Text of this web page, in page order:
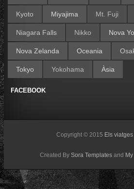
Kyoto Miyajima Mt. Fuji
Niagara Falls Nikko Nova
Nova Zelanda Oceania
Tokyo Yokohama Àsia
FACEBOOK
Copyright © 2015 Els
Created BySora Templates and